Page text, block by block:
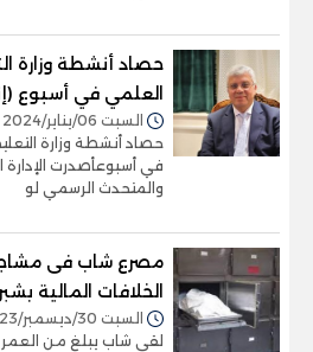
حصاد أنشطة وزارة
العلمي في أسبوع
السبت 06/يناير/2024 - 11:02 ص
حصاد أنشطة وزارة
في أسبوعأصدرت الإدارة
والمتحدث الرسمي لو
مصرع شاب فى
الخلافات المالية
السبت 30/ديسمبر/2023 - 07:50 م